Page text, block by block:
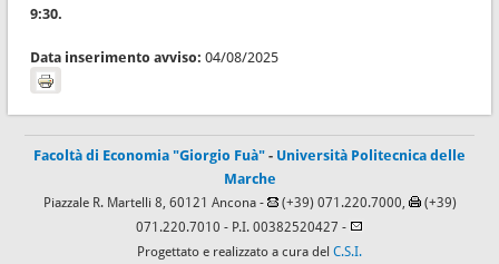
9:30.
Data inserimento avviso: 04/08/2025
Facoltà di Economia "Giorgio Fuà" - Università Politecnica delle
Marche
Piazzale R. Martelli 8, 60121 Ancona - (+39) 071.220.7000,
(+39)
071.220.7010 - P.I. 00382520427 -
Progettato e realizzato a cura del C.S.I.